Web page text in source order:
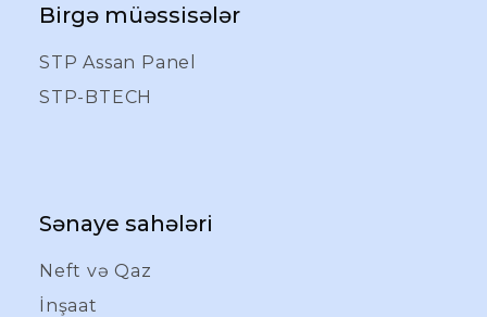
Birgə müəssisələr
STP Assan Panel
STP-BTECH
Sənaye sahələri
Neft və Qaz
İnşaat